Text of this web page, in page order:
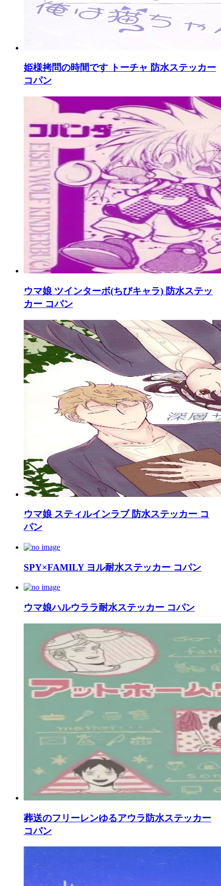
姫様拷問の時間です トーチャ 防水ステッカー
コパン
ウマ娘 ツインターボ(ちびキャラ) 防水ステッ
カー コパン
ウマ娘 スティルインラブ 防水ステッカー コ
パン
SPY×FAMILY ヨル耐水ステッカー コパン
ウマ娘ハルウララ耐水ステッカー コパン
葬送のフリーレンゆるアウラ防水ステッカー
コパン